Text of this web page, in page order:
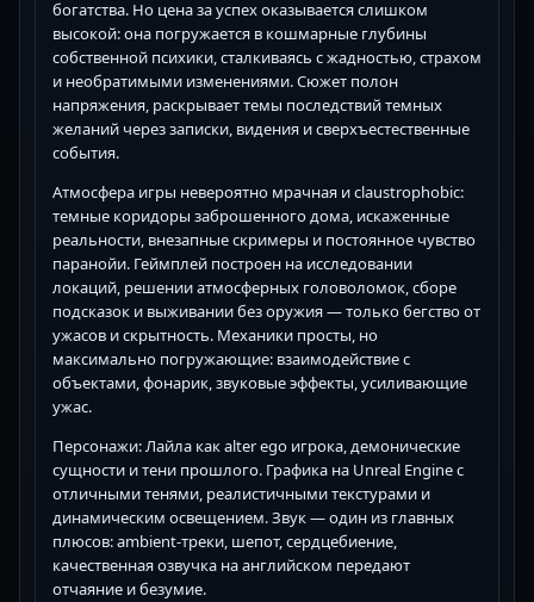
богатства. Но цена за успех оказывается слишком
высокой: она погружается в кошмарные глубины
собственной психики, сталкиваясь с жадностью, страхом
и необратимыми изменениями. Сюжет полон
напряжения, раскрывает темы последствий темных
желаний через записки, видения и сверхъестественные
события.
Атмосфера игры невероятно мрачная и claustrophobic:
темные коридоры заброшенного дома, искаженные
реальности, внезапные скримеры и постоянное чувство
паранойи. Геймплей построен на исследовании
локаций, решении атмосферных головоломок, сборе
подсказок и выживании без оружия — только бегство от
ужасов и скрытность. Механики просты, но
максимально погружающие: взаимодействие с
объектами, фонарик, звуковые эффекты, усиливающие
ужас.
Персонажи: Лайла как alter ego игрока, демонические
сущности и тени прошлого. Графика на Unreal Engine с
отличными тенями, реалистичными текстурами и
динамическим освещением. Звук — один из главных
плюсов: ambient-треки, шепот, сердцебиение,
качественная озвучка на английском передают
отчаяние и безумие.